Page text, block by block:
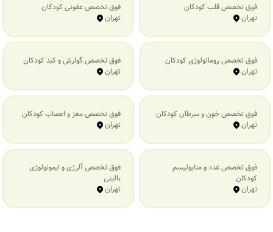
فوق تخصص قلب کودکان
تهران
فوق تخصص عفونی کودکان
تهران
فوق تخصص روماتولوژی کودکان
تهران
فوق تخصص گوارش و کبد کودکان
تهران
فوق تخصص خون و سرطان کودکان
تهران
فوق تخصص مغز و اعصاب کودکان
تهران
فوق تخصص غدد و متابولیسم
کودکان
تهران
فوق تخصص آلرژی و ایمونولوژی
بالینی
تهران